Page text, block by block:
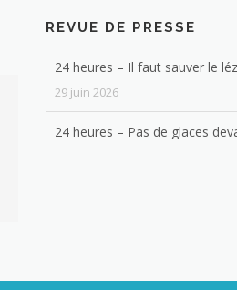
REVUE DE PRESSE
24 heures – Il faut sauver le
29 juin 2026
24 heures – Pas de glaces